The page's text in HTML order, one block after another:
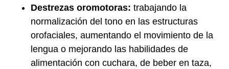
Destrezas oromotoras: trabajando la
normalización del tono en las estructuras
orofaciales, aumentando el movimiento de la
lengua o mejorando las habilidades de
alimentación con cuchara, de beber en taza,